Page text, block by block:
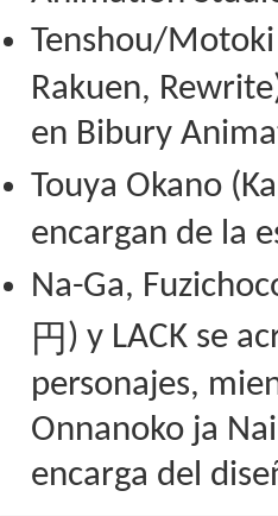
Tenshou/Motoki
Rakuen,
en Bibury
Touya Okano
encargan de la
Na-Ga,
円) y LACK se
personajes,
Onnanoko ja
encarga del